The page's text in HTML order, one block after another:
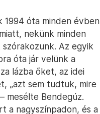
1994 óta minden évben
nekünk minden
Az egyik
óta jár velünk a
lázba őket, az idei
„azt sem tudtuk, mire
mesélte Bendegúz.
a nagyszínpadon, és a